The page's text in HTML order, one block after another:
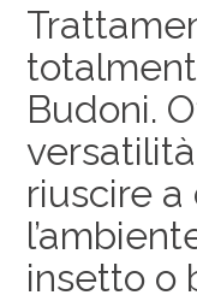
Budoni.
riuscire
insetto o